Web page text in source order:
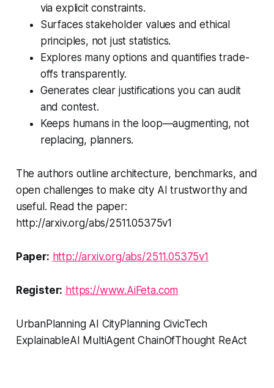
via explicit constraints.
Surfaces stakeholder values and ethical
principles, not just statistics.
Explores many options and quantifies trade-
offs transparently.
Generates clear justifications you can audit
and contest.
Keeps humans in the loop—augmenting, not
replacing, planners.
The authors outline architecture, benchmarks, and
open challenges to make city AI trustworthy and
useful. Read the paper:
http://arxiv.org/abs/2511.05375v1
Paper: http://arxiv.org/abs/2511.05375v1
Register: https://www.AiFeta.com
UrbanPlanning AI CityPlanning CivicTech
ExplainableAI MultiAgent ChainOfThought ReAct